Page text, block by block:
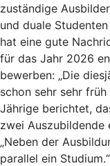
zuständige
und duale
hat eine gute
für das Jahr 2026
bewerben: „Die
schon sehr sehr
Jährige berichtet,
zwei Auszubildende
„Neben der
parallel ein